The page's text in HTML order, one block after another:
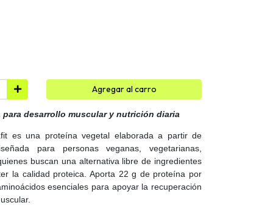
Agregar al carro
para desarrollo muscular y nutrición diaria
es una proteína vegetal elaborada a partir de
para personas veganas, vegetarianas,
buscan una alternativa libre de ingredientes
la calidad proteica. Aporta 22 g de proteína por
esenciales para apoyar la recuperación